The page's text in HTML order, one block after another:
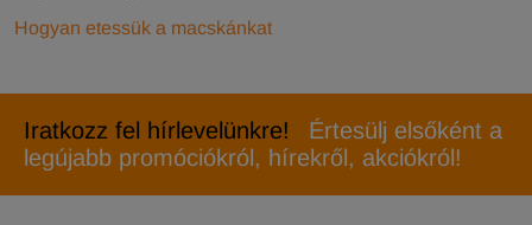
Hogyan etessük a macskánkat
Iratkozz fel hírlevelünkre!
Értesülj elsőként a
legújabb promóciókról, hírekről, akciókról!